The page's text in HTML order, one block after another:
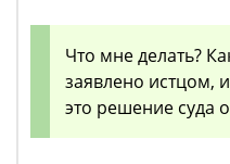
Что мне делать?
заявлено истцом,
это решение суда